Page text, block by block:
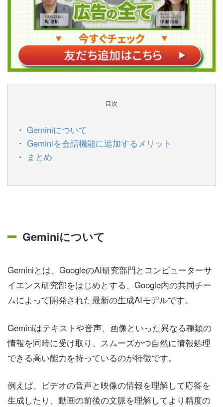
目次
Geminiについて
Geminiを会話機能に追加するメリット
まとめ
Geminiについて
Geminiとは、GoogleのAI研究部門とコンピューターサ
イエンス研究部をはじめとする、Google内の共同チー
ムによって開発された最新の生成AIモデルです。
Geminiはテキストや音声、画像といった異なる種類の
情報を同時に受け取り、スムーズかつ自然に情報処理
できる高い能力を持っているのが特徴です。
例えば、ビデオの音声と映像の情報を理解して応答を
生成したり、動画の前後の文脈を理解してより精度の